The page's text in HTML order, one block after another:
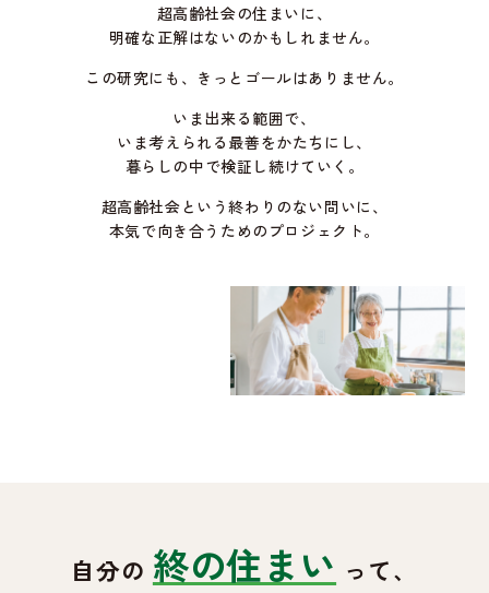
超高齢社会の住まいに、
明確な正解はないのかもしれません。
この研究にも、きっとゴールはありません。
いま出来る範囲で、
いま考えられる最善をかたちにし、
暮らしの中で検証し続けていく。
超高齢社会という終わりのない問いに、
本気で向き合うためのプロジェクト。
自分の 終の住まい って、